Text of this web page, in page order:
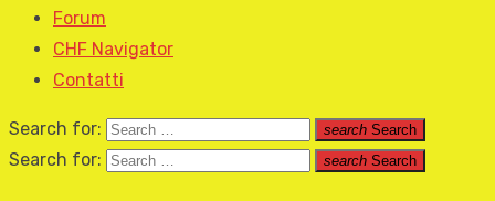
Forum
CHF Navigator
Contatti
Search for: search Search
Search for: search Search